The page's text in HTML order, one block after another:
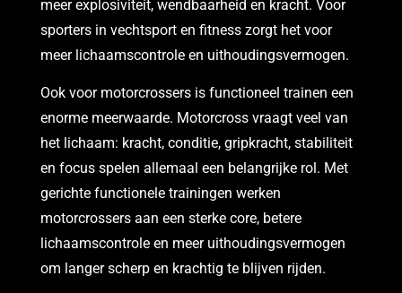
meer explosiviteit, wendbaarheid en kracht. Voor
sporters in vechtsport en fitness zorgt het voor
meer lichaamscontrole en uithoudingsvermogen.
Ook voor motorcrossers is functioneel trainen een
enorme meerwaarde. Motorcross vraagt veel van
het lichaam: kracht, conditie, gripkracht, stabiliteit
en focus spelen allemaal een belangrijke rol. Met
gerichte functionele trainingen werken
motorcrossers aan een sterke core, betere
lichaamscontrole en meer uithoudingsvermogen
om langer scherp en krachtig te blijven rijden.